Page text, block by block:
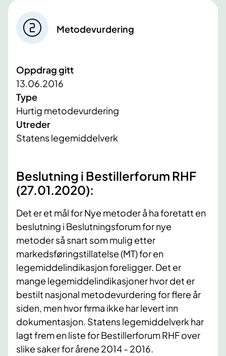
Metodevurdering
Oppdrag gitt
13.06.2016
Type
Hurtig metodevurdering
Utreder
Statens legemiddelverk
Beslutning i Bestillerforum RHF
(27.01.2020):
Det er et mål for Nye metoder å ha foretatt en
beslutning i Beslutningsforum for nye
metoder så snart som mulig etter
markedsføringstillatelse (MT) for en
legemiddelindikasjon foreligger. Det er
mange legemiddelindikasjoner hvor det er
bestilt nasjonal metodevurdering for flere år
siden, men hvor firma ikke har levert inn
dokumentasjon. Statens legemiddelverk har
lagt frem en liste for Bestillerforum RHF over
slike saker for årene 2014 - 2016.